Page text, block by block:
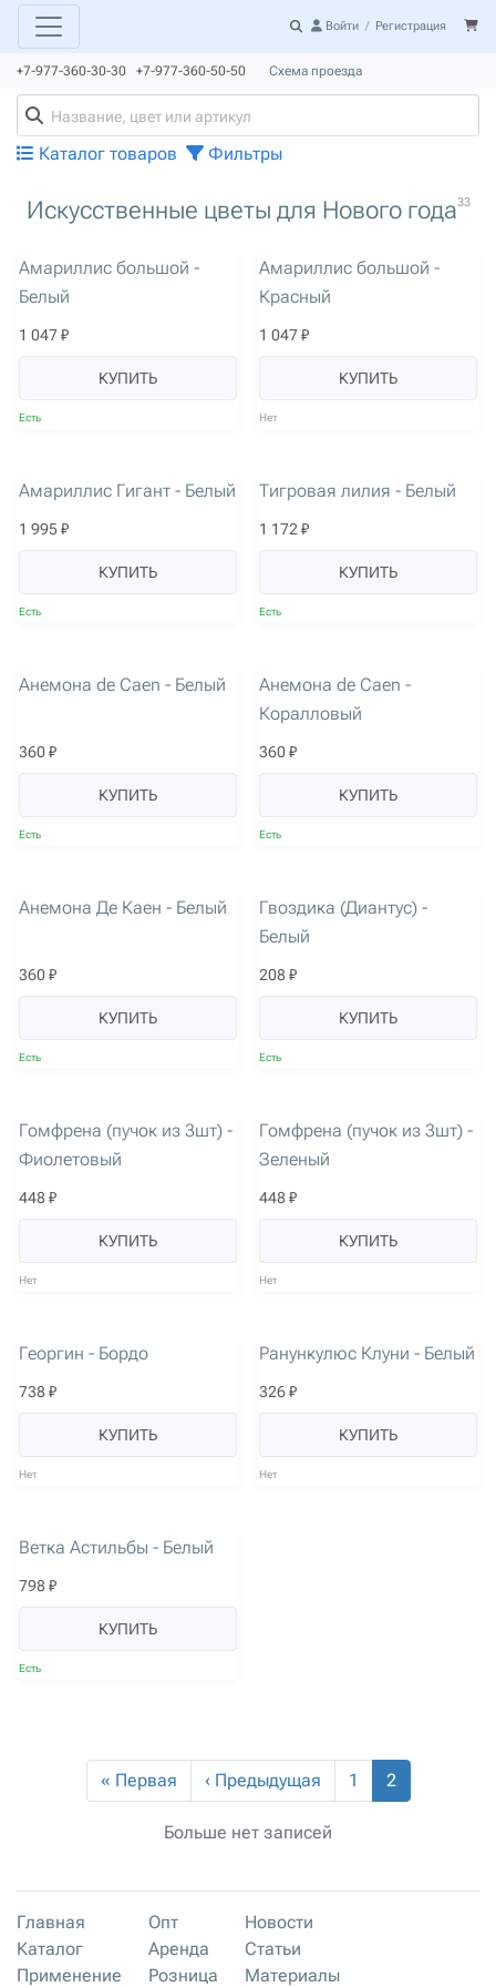
Войти / Регистрация
+7-977-360-30-30 +7-977-360-50-50 Схема проезда
Каталог товаров Фильтры
Искусственные цветы для Нового года33
Амариллис большой -
Белый
1 047 ₽
КУПИТЬ
Есть
Амариллис большой -
Красный
1 047 ₽
КУПИТЬ
Нет
Амариллис Гигант - Белый
1 995 ₽
КУПИТЬ
Есть
Тигровая лилия - Белый
1 172 ₽
КУПИТЬ
Есть
Анемона de Caen - Белый
360 ₽
КУПИТЬ
Есть
Анемона de Caen -
Коралловый
360 ₽
КУПИТЬ
Есть
Анемона Де Каен - Белый
360 ₽
КУПИТЬ
Есть
Гвоздика (Диантус) -
Белый
208 ₽
КУПИТЬ
Есть
Гомфрена (пучок из 3шт) -
Фиолетовый
448 ₽
КУПИТЬ
Нет
Гомфрена (пучок из 3шт) -
Зеленый
448 ₽
КУПИТЬ
Нет
Георгин - Бордо
738 ₽
КУПИТЬ
Нет
Ранункулюс Клуни - Белый
326 ₽
КУПИТЬ
Нет
Ветка Астильбы - Белый
798 ₽
КУПИТЬ
Есть
« Первая ‹ Предыдущая 1 2
Больше нет записей
Главная
Каталог
Применение
Опт
Аренда
Розница
Новости
Статьи
Материалы